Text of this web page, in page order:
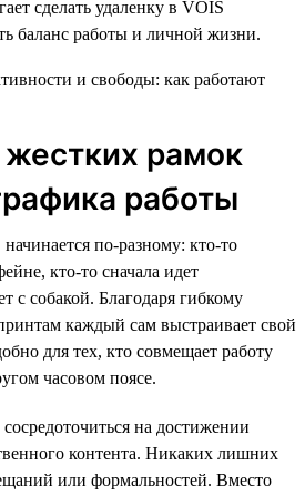
сделать удаленку в VOIS
баланс работы и личной жизни.
жестких рамок
работы
по-разному: кто-то
кто-то сначала идет
с собакой. Благодаря гибкому
каждый сам выстраивает свой
для тех, кто совмещает работу
часовом поясе.
на достижении
контента. Никаких лишних
или формальностей. Вместо